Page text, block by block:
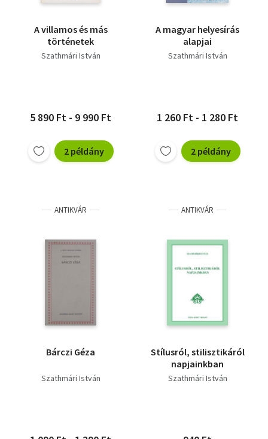
A villamos és más
történetek
Szathmári István
5 890 Ft - 9 990 Ft
2 példány
A magyar helyesírás
alapjai
Szathmári István
1 260 Ft - 1 280 Ft
2 példány
ANTIKVÁR
Bárczi Géza
Szathmári István
ANTIKVÁR
Stílusról, stilisztikáról
napjainkban
Szathmári István